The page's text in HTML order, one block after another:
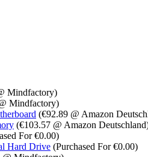
Mindfactory)
Mindfactory)
(€92.89 @ Amazon
(€103.57 @ Amazon
For €0.00)
Hard Drive (Purchased For €0.00)